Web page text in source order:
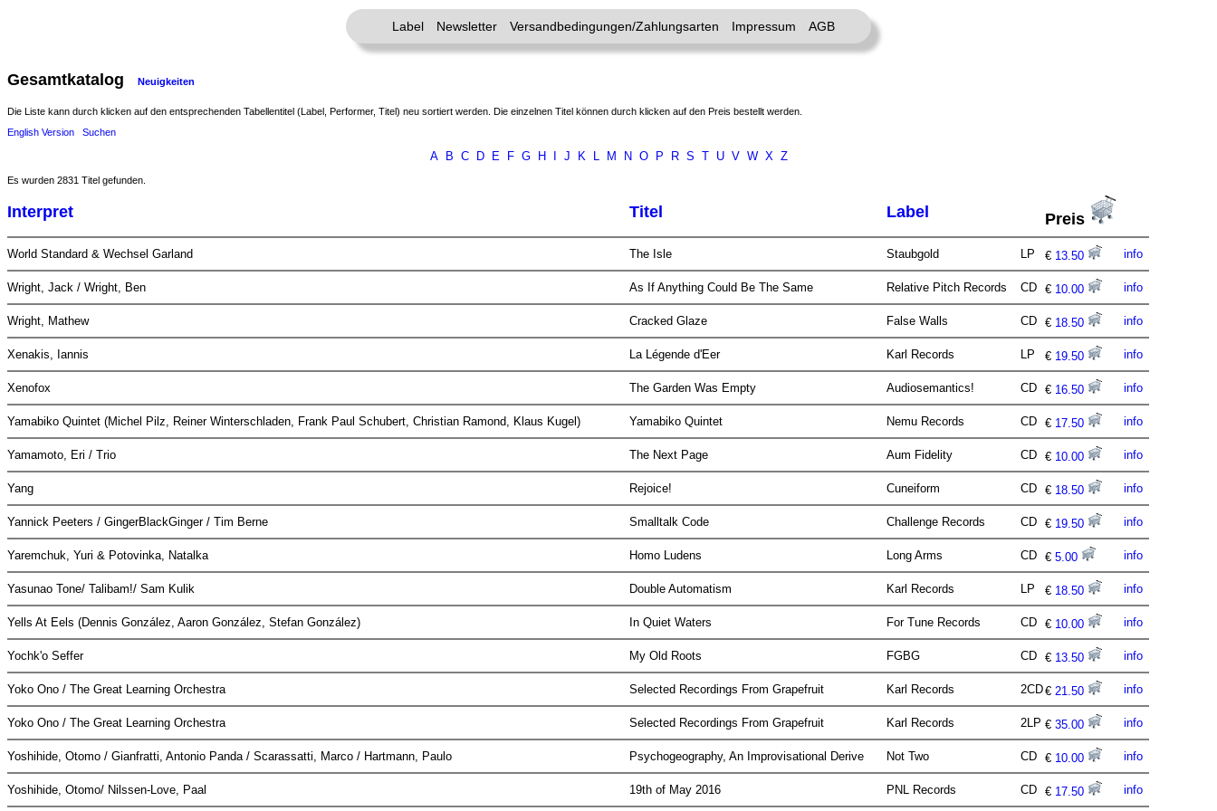
Label Newsletter Versandbedingungen/Zahlungsarten Impressum AGB
Gesamtkatalog Neuigkeiten
Die Liste kann durch klicken auf den entsprechenden Tabellentitel (Label, Performer, Titel) neu sortiert werden. Die einzelnen Titel können durch klicken auf den Preis bestellt werden.
English Version
Suchen
A B C D E F G H J K L M N O P R S T U V W X Z
Es wurden 2831 Titel gefunden.
Interpret Titel Label Preis
World Standard & Wechsel Garland The Isle Staubgold LP € 13.50 info
Wright, Jack / Wright, Ben As If Anything Could Be The Same Relative Pitch Records CD € 10.00 info
Wright, Mathew Cracked Glaze False Walls CD € 18.50 info
Xenakis, Iannis La Légende d'Eer Karl Records LP € 19.50 info
Xenofox The Garden Was Empty Audiosemantics! CD € 16.50 info
Yamabiko Quintet (Michel Pilz, Reiner Winterschladen, Frank Paul Schubert, Christian Ramond, Klaus Kugel) Yamabiko Quintet Nemu Records CD € 17.50 info
Yamamoto, Eri / Trio The Next Page Aum Fidelity CD € 10.00 info
Yang Rejoice! Cuneiform CD € 18.50 info
Yannick Peeters / GingerBlackGinger / Tim Berne Smalltalk Code Challenge Records CD € 19.50 info
Yaremchuk, Yuri & Potovinka, Natalka Homo Ludens Long Arms CD € 5.00 info
Yasunao Tone/ Talibam!/ Sam Kulik Double Automatism Karl Records LP € 18.50 info
Yells At Eels (Dennis González, Aaron González, Stefan González) In Quiet Waters For Tune Records CD € 10.00 info
Yochk'o Seffer My Old Roots FGBG CD € 13.50 info
Yoko Ono / The Great Learning Orchestra Selected Recordings From Grapefruit Karl Records 2CD€ 21.50 info
Yoko Ono / The Great Learning Orchestra Selected Recordings From Grapefruit Karl Records 2LP € 35.00 info
Yoshihide, Otomo / Gianfratti, Antonio Panda / Scarassatti, Marco / Hartmann, Paulo Psychogeography, An Improvisational Derive Not Two CD € 10.00 info
Yoshihide, Otomo/ Nilssen-Love, Paal 19th of May 2016 PNL Records CD € 17.50 info